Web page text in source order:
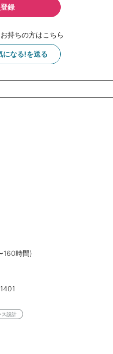
録
持ちの方はこちら
になる!を送る
160時間)
ス設計